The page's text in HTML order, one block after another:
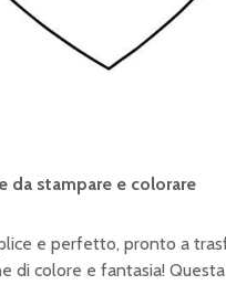
da stampare e colorare
e perfetto, pronto a
di colore e fantasia!